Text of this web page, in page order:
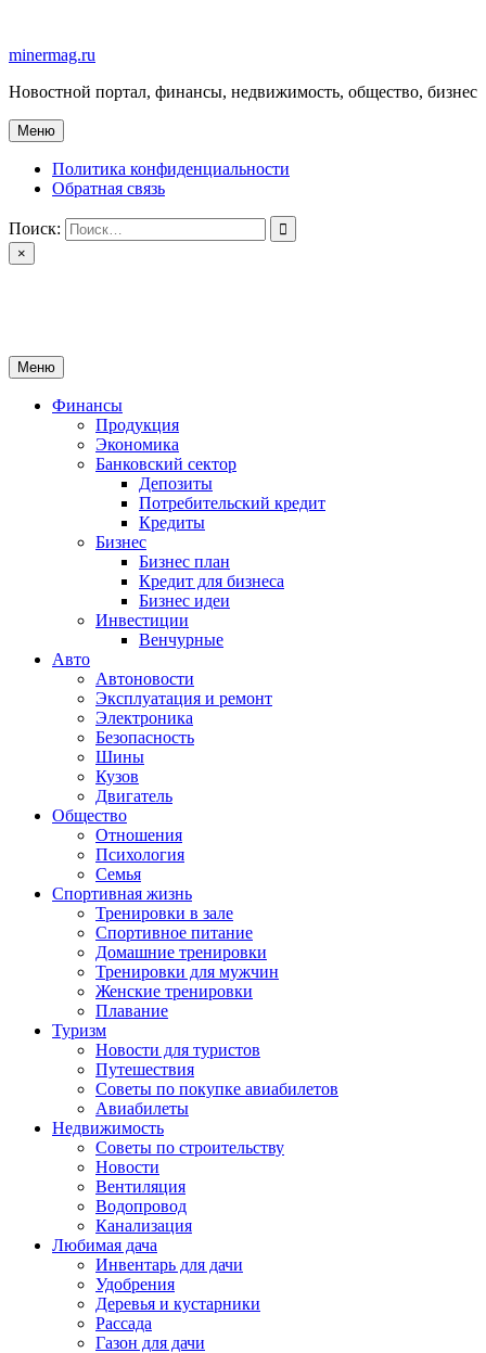
содержимому
minermag.ru
Новостной портал, финансы, недвижимость, общество, бизнес
Меню
Политика конфиденциальности
Обратная связь
Поиск:
×
Меню
Финансы
Продукция
Экономика
Банковский сектор
Депозиты
Потребительский кредит
Кредиты
Бизнес
Бизнес план
Кредит для бизнеса
Бизнес идеи
Инвестиции
Венчурные
Авто
Автоновости
Эксплуатация и ремонт
Электроника
Безопасность
Шины
Кузов
Двигатель
Общество
Отношения
Психология
Семья
Спортивная жизнь
Тренировки в зале
Спортивное питание
Домашние тренировки
Тренировки для мужчин
Женские тренировки
Плавание
Туризм
Новости для туристов
Путешествия
Советы по покупке авиабилетов
Авиабилеты
Недвижимость
Советы по строительству
Новости
Вентиляция
Водопровод
Канализация
Любимая дача
Инвентарь для дачи
Удобрения
Деревья и кустарники
Рассада
Газон для дачи